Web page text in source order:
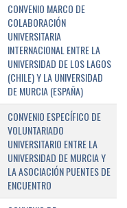
CONVENIO MARCO DE
COLABORACIÓN
UNIVERSITARIA
INTERNACIONAL ENTRE LA
UNIVERSIDAD DE LOS LAGOS
(CHILE) Y LA UNIVERSIDAD
DE MURCIA (ESPAÑA)
CONVENIO ESPECÍFICO DE
VOLUNTARIADO
UNIVERSITARIO ENTRE LA
UNIVERSIDAD DE MURCIA Y
LA ASOCIACIÓN PUENTES DE
ENCUENTRO